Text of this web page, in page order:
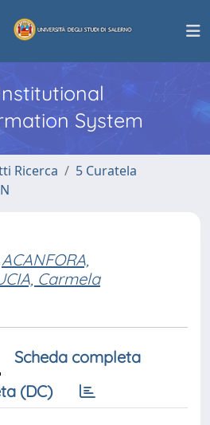
System
Ricerca
5 Curatela
ACANFORA,
Carmela
Scheda completa
(DC)